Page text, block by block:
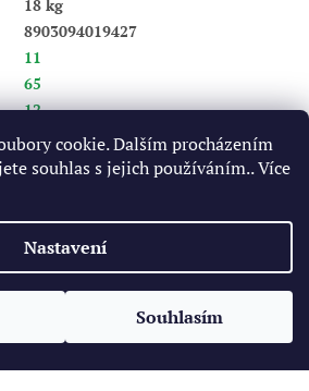
cookie. Dalším procházením
souhlas s jejich používáním.. Více
Nastavení
Souhlasím
18 kg
8903094019427
11
65
12
AS 504
Vytvořil Shoptet